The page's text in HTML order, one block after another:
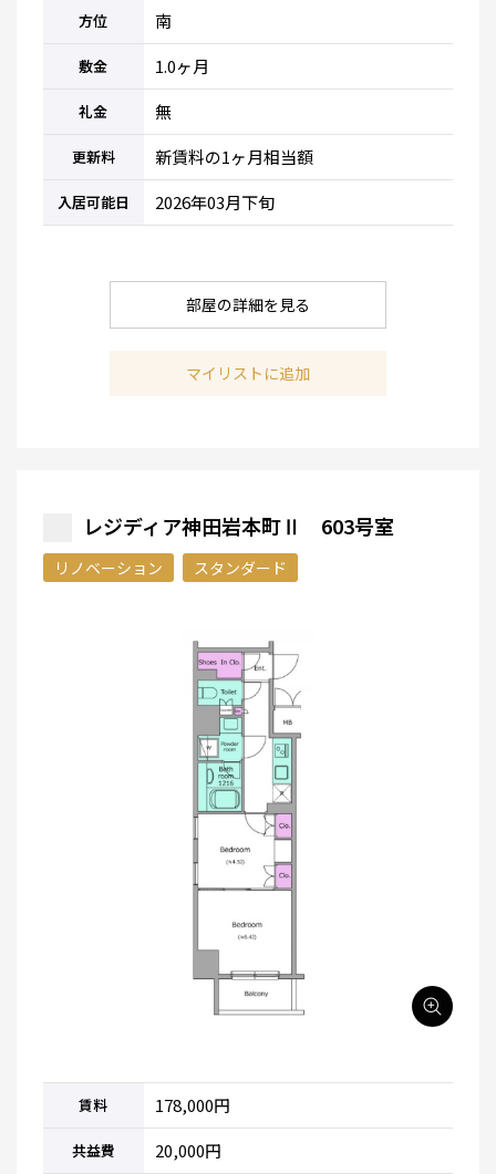
方位 南
敷金 1.0ヶ月
礼金 無
更新料 新賃料の1ヶ月相当額
入居可能日 2026年03月下旬
部屋の詳細を見る
マイリストに追加
レジディア神田岩本町Ⅱ 603号室
リノベーション スタンダード
賃料 178,000円
共益費 20,000円